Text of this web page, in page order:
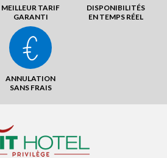
MEILLEUR TARIF
GARANTI
DISPONIBILITÉS
EN TEMPS RÉEL
ANNULATION
SANS FRAIS